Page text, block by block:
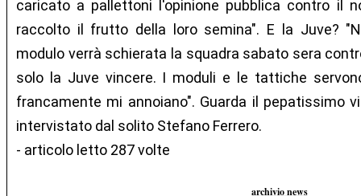
caricato a pallettoni l'opinione pubblica contro il
raccolto il frutto della loro semina". E la Juve?
modulo verrà schierata la squadra sabato sera
solo la Juve vincere. I moduli e le tattiche
francamente mi annoiano". Guarda il pepatissimo
intervistato dal solito Stefano Ferrero.
- articolo letto 287 volte
archivio news